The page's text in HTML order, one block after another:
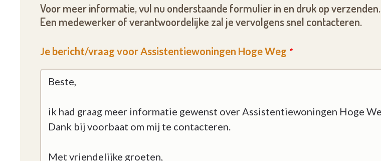
Voor meer informatie, vul nu onderstaande formulier in en druk op verzenden.
Een medewerker of verantwoordelijke zal je vervolgens snel contacteren.
Je bericht/vraag voor Assistentiewoningen Hoge Weg